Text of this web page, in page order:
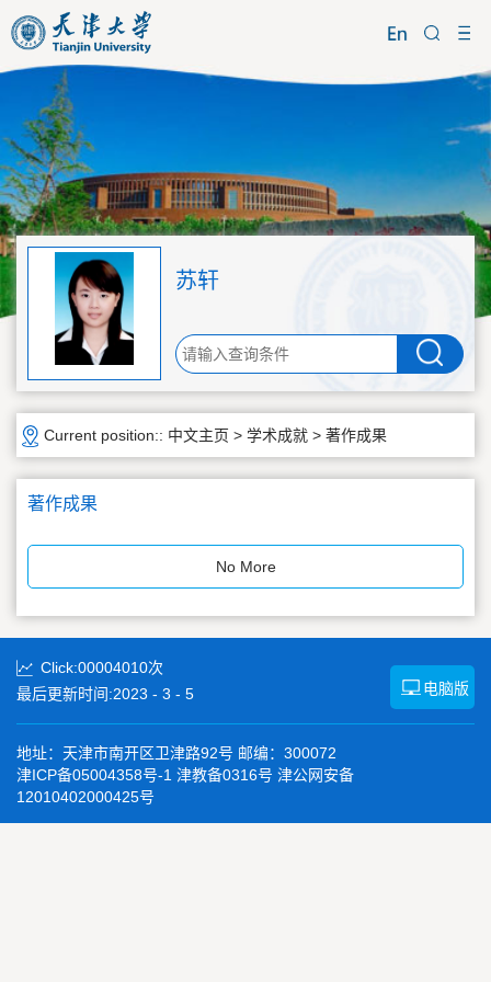
苏轩
Current position:: 中文主页 > 学术成就 > 著作成果
著作成果
No More
Click:00004010次
最后更新时间:2023 - 3 - 5 电脑版
地址：天津市南开区卫津路92号 邮编：300072
津ICP备05004358号-1 津教备0316号 津公网安备
12010402000425号